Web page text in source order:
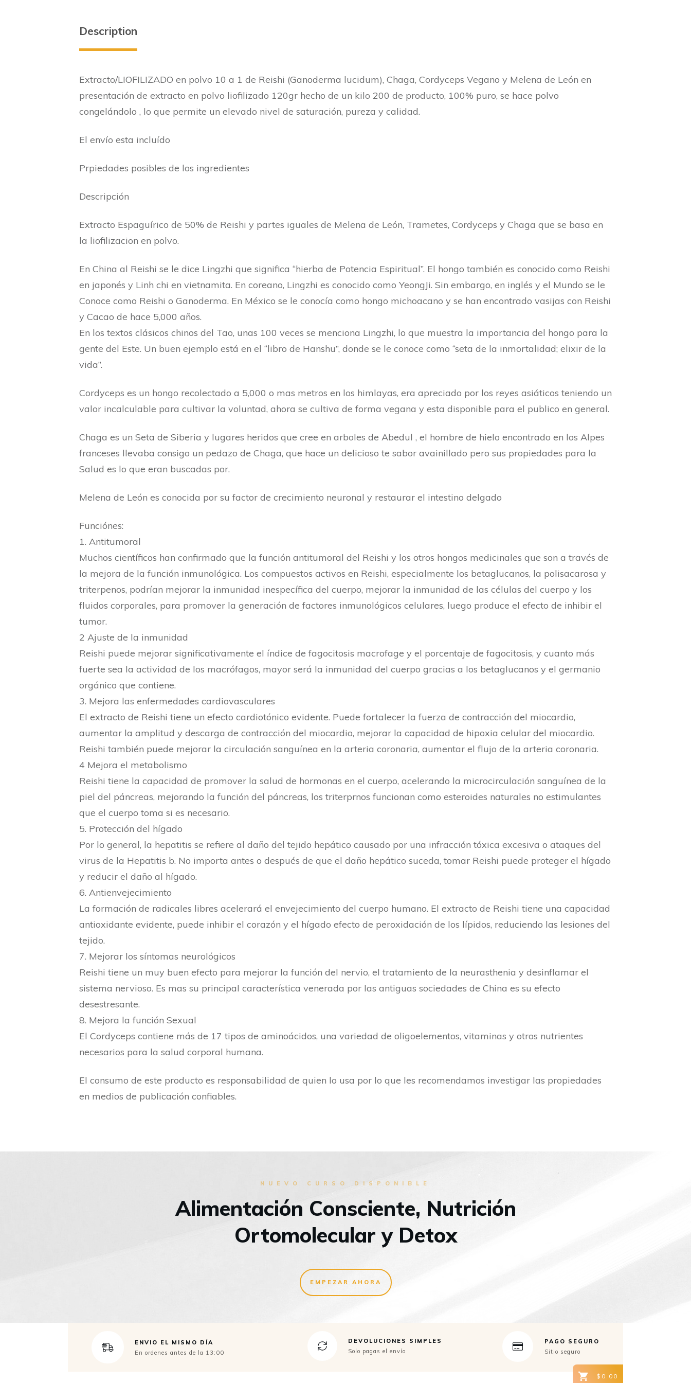
Description
Extracto/LIOFILIZADO en polvo 10 a 1 de Reishi (Ganoderma lucidum), Chaga, Cordyceps Vegano y Melena de León en
presentación de extracto en polvo liofilizado 120gr hecho de un kilo 200 de producto, 100% puro, se hace polvo
congelándolo , lo que permite un elevado nivel de saturación, pureza y calidad.
El envío esta incluído
Prpiedades posibles de los ingredientes
Descripción
Extracto Espaguírico de 50% de Reishi y partes iguales de Melena de León, Trametes, Cordyceps y Chaga que se basa en
la liofilizacion en polvo.
En China al Reishi se le dice Lingzhi que significa “hierba de Potencia Espiritual”. El hongo también es conocido como Reishi
en japonés y Linh chi en vietnamita. En coreano, Lingzhi es conocido como YeongJi. Sin embargo, en inglés y el Mundo se le
Conoce como Reishi o Ganoderma. En México se le conocía como hongo michoacano y se han encontrado vasijas con Reishi
y Cacao de hace 5,000 años.
En los textos clásicos chinos del Tao, unas 100 veces se menciona Lingzhi, lo que muestra la importancia del hongo para la
gente del Este. Un buen ejemplo está en el “libro de Hanshu”, donde se le conoce como “seta de la inmortalidad; elixir de la
vida”.
Cordyceps es un hongo recolectado a 5,000 o mas metros en los himlayas, era apreciado por los reyes asiáticos teniendo un
valor incalculable para cultivar la voluntad, ahora se cultiva de forma vegana y esta disponible para el publico en general.
Chaga es un Seta de Siberia y lugares heridos que cree en arboles de Abedul , el hombre de hielo encontrado en los Alpes
franceses llevaba consigo un pedazo de Chaga, que hace un delicioso te sabor avainillado pero sus propiedades para la
Salud es lo que eran buscadas por.
Melena de León es conocida por su factor de crecimiento neuronal y restaurar el intestino delgado
Funciónes:
1. Antitumoral
Muchos científicos han confirmado que la función antitumoral del Reishi y los otros hongos medicinales que son a través de
la mejora de la función inmunológica. Los compuestos activos en Reishi, especialmente los betaglucanos, la polisacarosa y
triterpenos, podrían mejorar la inmunidad inespecífica del cuerpo, mejorar la inmunidad de las células del cuerpo y los
fluidos corporales, para promover la generación de factores inmunológicos celulares, luego produce el efecto de inhibir el
tumor.
2 Ajuste de la inmunidad
Reishi puede mejorar significativamente el índice de fagocitosis macrofage y el porcentaje de fagocitosis, y cuanto más
fuerte sea la actividad de los macrófagos, mayor será la inmunidad del cuerpo gracias a los betaglucanos y el germanio
orgánico que contiene.
3. Mejora las enfermedades cardiovasculares
El extracto de Reishi tiene un efecto cardiotónico evidente. Puede fortalecer la fuerza de contracción del miocardio,
aumentar la amplitud y descarga de contracción del miocardio, mejorar la capacidad de hipoxia celular del miocardio.
Reishi también puede mejorar la circulación sanguínea en la arteria coronaria, aumentar el flujo de la arteria coronaria.
4 Mejora el metabolismo
Reishi tiene la capacidad de promover la salud de hormonas en el cuerpo, acelerando la microcirculación sanguínea de la
piel del páncreas, mejorando la función del páncreas, los triterprnos funcionan como esteroides naturales no estimulantes
que el cuerpo toma si es necesario.
5. Protección del hígado
Por lo general, la hepatitis se refiere al daño del tejido hepático causado por una infracción tóxica excesiva o ataques del
virus de la Hepatitis b. No importa antes o después de que el daño hepático suceda, tomar Reishi puede proteger el hígado
y reducir el daño al hígado.
6. Antienvejecimiento
La formación de radicales libres acelerará el envejecimiento del cuerpo humano. El extracto de Reishi tiene una capacidad
antioxidante evidente, puede inhibir el corazón y el hígado efecto de peroxidación de los lípidos, reduciendo las lesiones del
tejido.
7. Mejorar los síntomas neurológicos
Reishi tiene un muy buen efecto para mejorar la función del nervio, el tratamiento de la neurasthenia y desinflamar el
sistema nervioso. Es mas su principal característica venerada por las antiguas sociedades de China es su efecto
desestresante.
8. Mejora la función Sexual
El Cordyceps contiene más de 17 tipos de aminoácidos, una variedad de oligoelementos, vitaminas y otros nutrientes
necesarios para la salud corporal humana.
El consumo de este producto es responsabilidad de quien lo usa por lo que les recomendamos investigar las propiedades
en medios de publicación confiables.
NUEVO CURSO DISPONIBLE
Alimentación Consciente, Nutrición
Ortomolecular y Detox
EMPEZAR AHORA
ENVIO EL MISMO DÍA
En ordenes antes de la 13:00
DEVOLUCIONES SIMPLES
Solo pagas el envío
PAGO SEGURO
Sitio seguro
$0.00